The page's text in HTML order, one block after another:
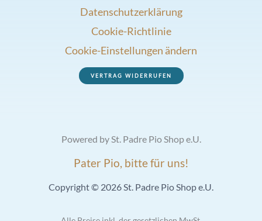
Datenschutzerklärung
Cookie-Richtlinie
Cookie-Einstellungen ändern
VERTRAG WIDERRUFEN
Powered by St. Padre Pio Shop e.U.
Pater Pio, bitte für uns!
Copyright © 2026 St. Padre Pio Shop e.U.